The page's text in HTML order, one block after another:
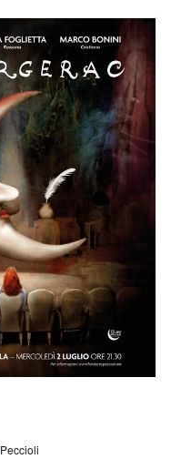
Peccioli